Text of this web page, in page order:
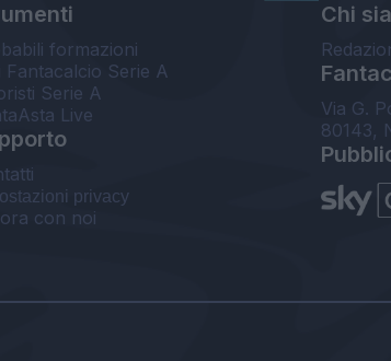
formazioni
Fantacalcio Serie A
Serie A
Live
privacy
con noi
Chi
Via G.
80143,